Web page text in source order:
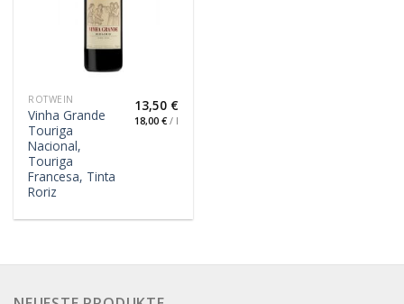
ROTWEIN
Vinha Grande
Touriga
Nacional,
Touriga
Francesa, Tinta
Roriz
13,50 €
18,00 €/ l